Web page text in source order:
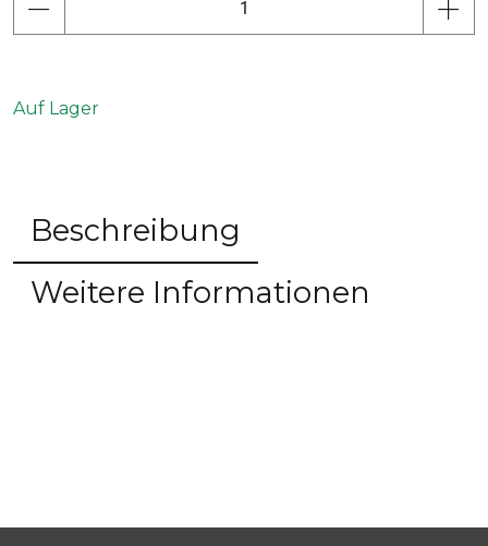
Auf Lager
Beschreibung
Weitere Informationen